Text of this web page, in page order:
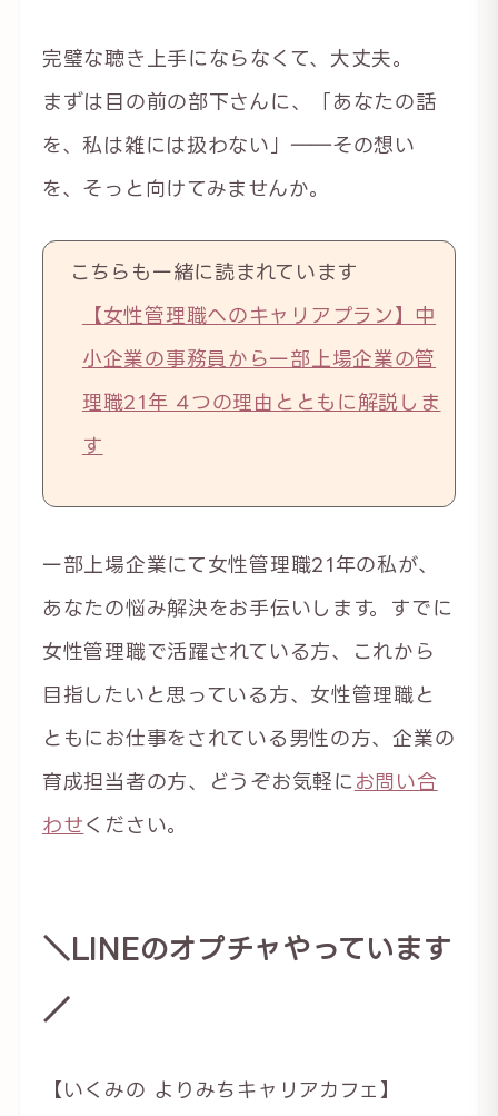
完璧な聴き上手にならなくて、大丈夫。
まずは目の前の部下さんに、「あなたの話
を、私は雑には扱わない」――その想い
を、そっと向けてみませんか。
こちらも一緒に読まれています
【女性管理職へのキャリアプラン】中
小企業の事務員から一部上場企業の管
理職21年 4つの理由とともに解説しま
す
一部上場企業にて女性管理職21年の私が、
あなたの悩み解決をお手伝いします。すでに
女性管理職で活躍されている方、これから
目指したいと思っている方、女性管理職と
ともにお仕事をされている男性の方、企業の
育成担当者の方、どうぞお気軽に お問い合
わせ ください。
＼LINEのオプチャやっています
／
【いくみの よりみちキャリアカフェ】